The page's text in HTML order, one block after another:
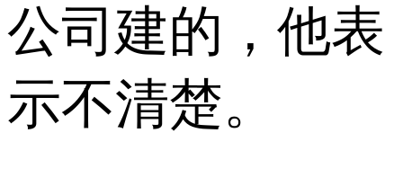
公司建的，他表
示不清楚。